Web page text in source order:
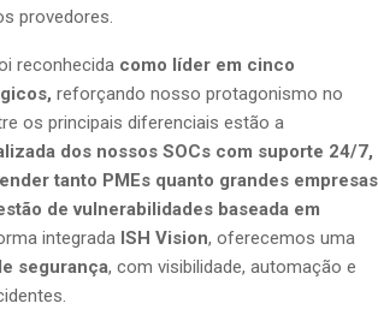
provedores.
reconhecida como líder em cinco
reforçando nosso protagonismo no
os principais diferenciais estão a
dos nossos SOCs com suporte 24/7,
tanto PMEs quanto grandes empresas
de vulnerabilidades baseada em
integrada ISH Vision, oferecemos uma
segurança, com visibilidade, automação e